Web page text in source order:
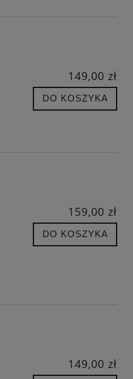
149,00 zł
DO KOSZYKA
159,00 zł
DO KOSZYKA
149,00 zł